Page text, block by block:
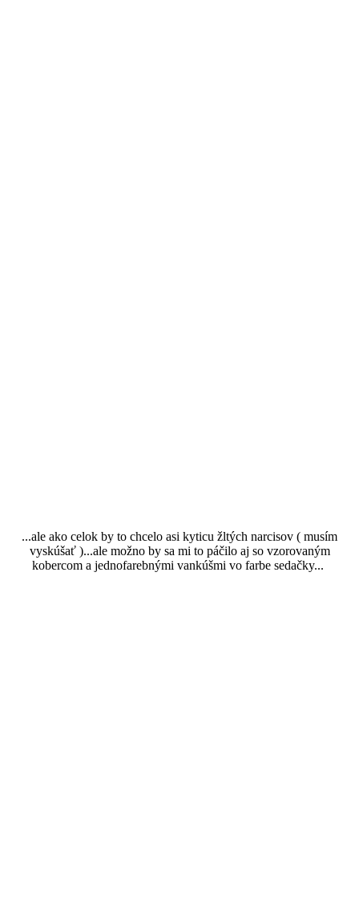
...ale ako celok by to chcelo asi kyticu žltých narcisov ( musím
vyskúšať )...ale možno by sa mi to páčilo aj so vzorovaným
kobercom a jednofarebnými vankúšmi vo farbe sedačky...